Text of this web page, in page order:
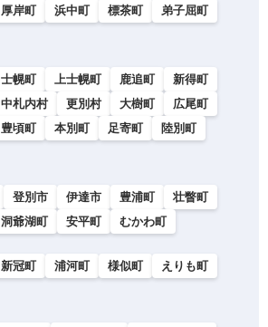
厚岸町 浜中町 標茶町
弟子屈町
士幌町 上士幌町 鹿追町
新得町
中札内村 更別村 大樹町
広尾町
豊頃町 本別町 足寄町
陸別町
登別市 伊達市 豊浦町
壮瞥町
洞爺湖町 安平町 むかわ町
新冠町 浦河町 様似町
えりも町